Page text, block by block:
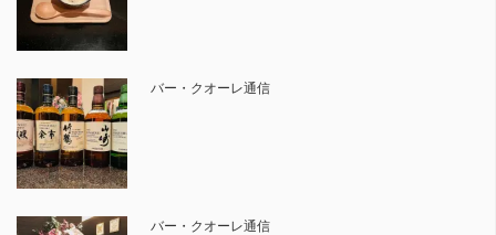
バー・クオーレ通信
バー・クオーレ通信